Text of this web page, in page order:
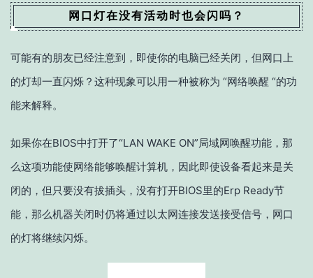
网口灯在没有活动时也会闪吗？
可能有的朋友已经注意到，即使你的电脑已经关闭，但网口上
的灯却一直闪烁？这种现象可以用一种被称为 “网络唤醒 “的功
能来解释。
如果你在BIOS中打开了“LAN WAKE ON”局域网唤醒功能，那
么这项功能使网络能够唤醒计算机，因此即使设备看起来是关
闭的，但只要没有拔插头，没有打开BIOS里的Erp Ready节
能，那么机器关闭时仍将通过以太网连接发送接受信号，网口
的灯将继续闪烁。